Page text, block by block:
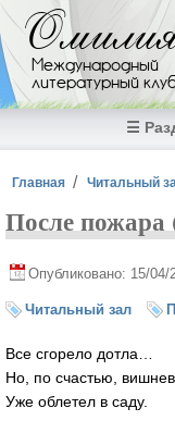
Перейти к основному
Международный
литературный
☰
Вы здесь
Главная Читальный
После пожара
Опубликовано: 15/04/
Читальный зал
Все сгорело дотла…
Но, по счастью,
Уже облетел в саду.